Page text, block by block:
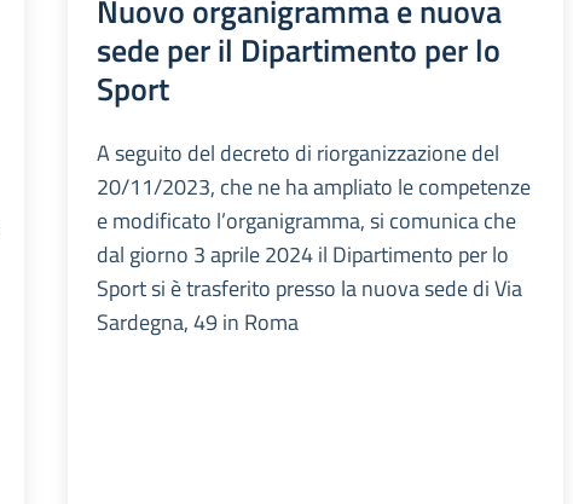
Nuovo organigramma e nuova
sede per il Dipartimento per lo
Sport
A seguito del decreto di riorganizzazione del
20/11/2023, che ne ha ampliato le competenze
e modificato l’organigramma, si comunica che
dal giorno 3 aprile 2024 il Dipartimento per lo
Sport si è trasferito presso la nuova sede di Via
Sardegna, 49 in Roma